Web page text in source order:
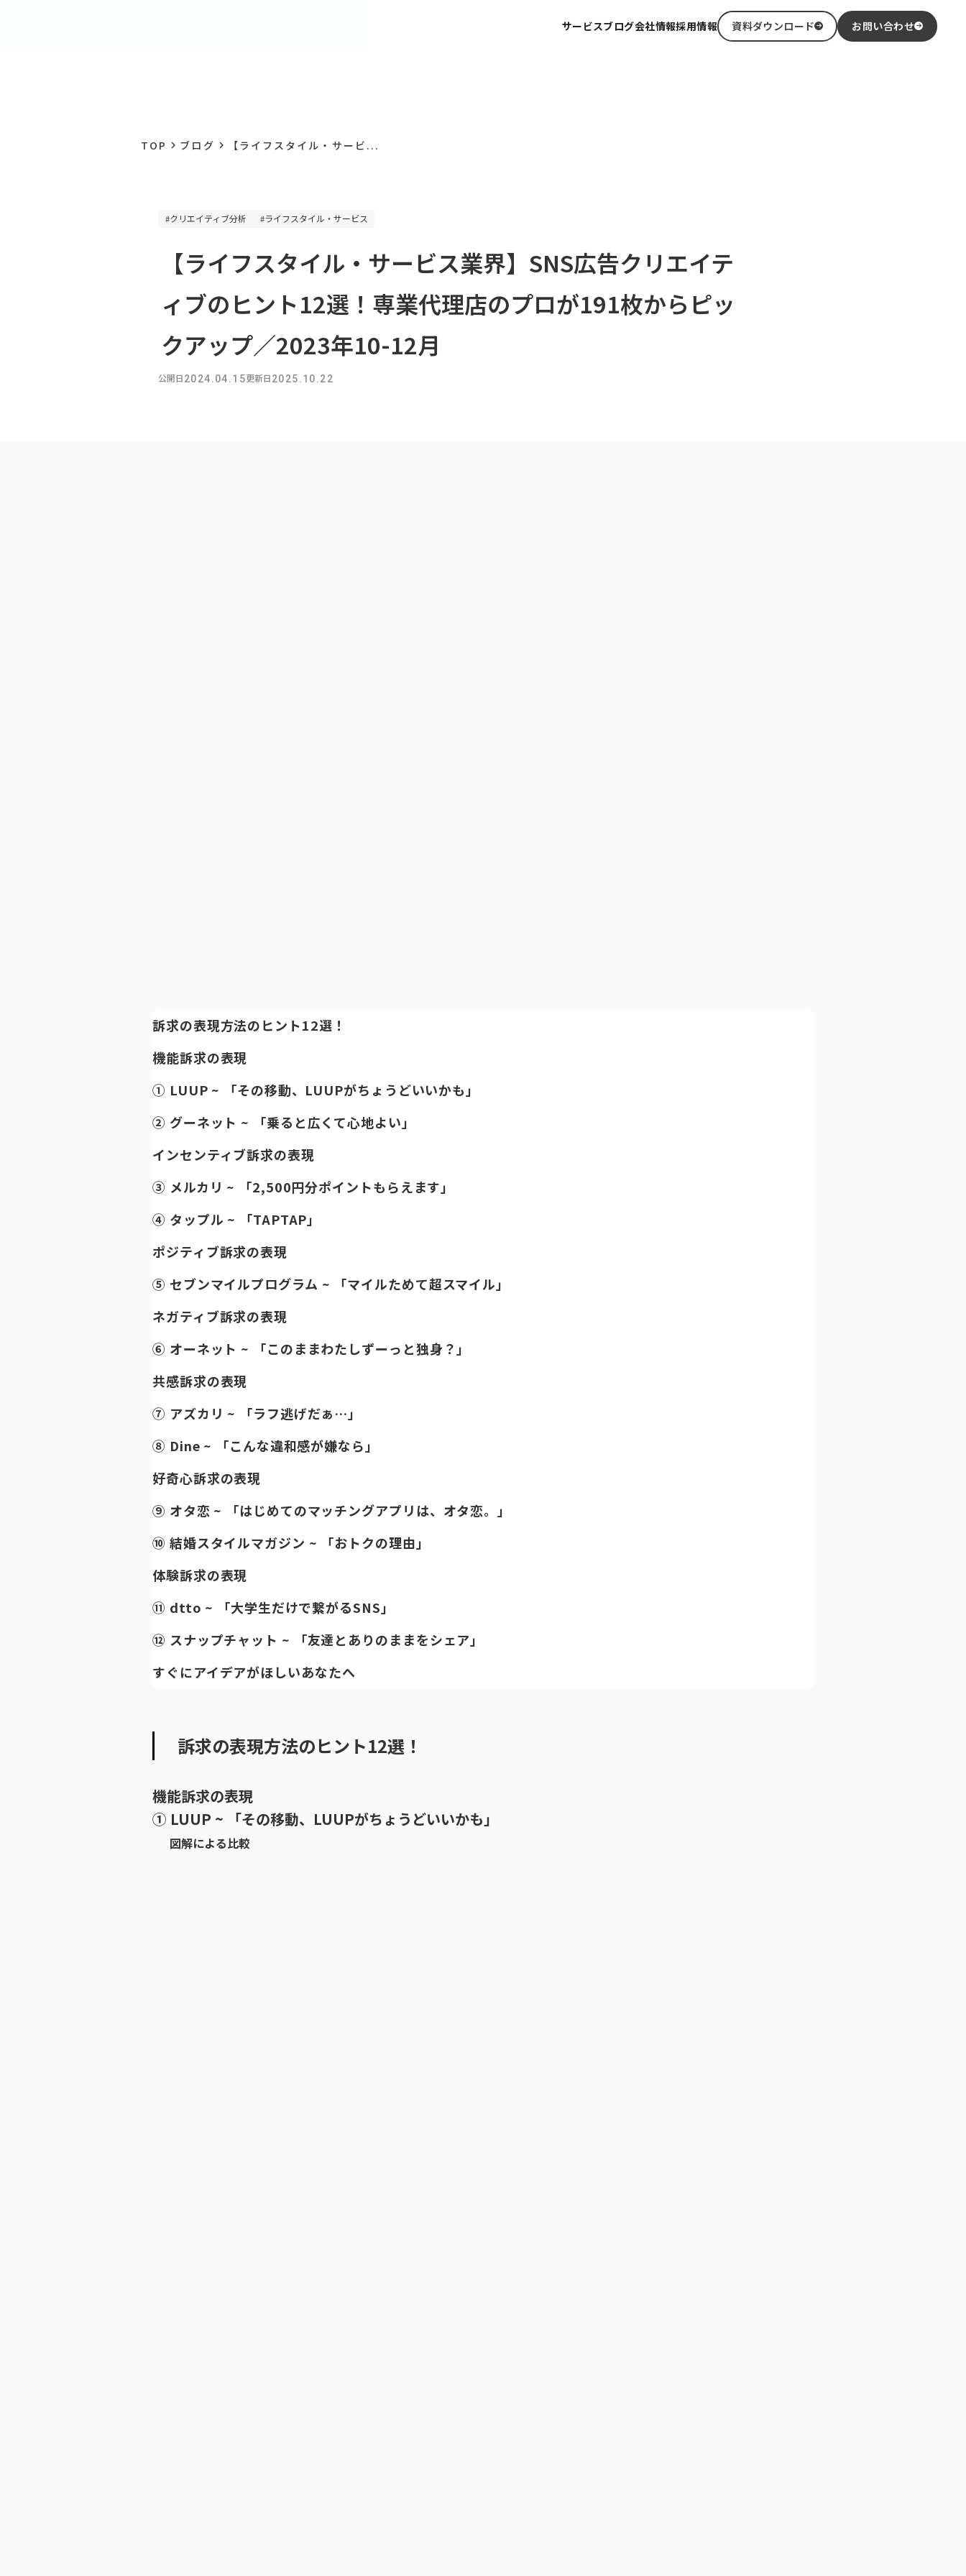
サービスブログ会社情報採用情報 資料ダウンロード お問い合わせ
TOP keyboard_arrow_right ブログ keyboard_arrow_right 【ライフスタイル・サービ...
#クリエイティブ分析 #ライフスタイル・サービス
【ライフスタイル・サービス業界】SNS広告クリエイテ
ィブのヒント12選！専業代理店のプロが191枚からピッ
クアップ／2023年10-12月
公開日2024.04.15更新日2025.10.22
訴求の表現方法のヒント12選！
機能訴求の表現
① LUUP ~ 「その移動、LUUPがちょうどいいかも」
② グーネット ~ 「乗ると広くて心地よい」
インセンティブ訴求の表現
③ メルカリ ~ 「2,500円分ポイントもらえます」
④ タップル ~ 「TAPTAP」
ポジティブ訴求の表現
⑤ セブンマイルプログラム ~ 「マイルためて超スマイル」
ネガティブ訴求の表現
⑥ オーネット ~ 「このままわたしずーっと独身？」
共感訴求の表現
⑦ アズカリ ~ 「ラフ逃げだぁ…」
⑧ Dine ~ 「こんな違和感が嫌なら」
好奇心訴求の表現
⑨ オタ恋 ~ 「はじめてのマッチングアプリは、オタ恋。」
⑩ 結婚スタイルマガジン ~ 「おトクの理由」
体験訴求の表現
⑪ dtto ~ 「大学生だけで繋がるSNS」
⑫ スナップチャット ~ 「友達とありのままをシェア」
すぐにアイデアがほしいあなたへ
訴求の表現方法のヒント12選！
機能訴求の表現
① LUUP ~ 「その移動、LUUPがちょうどいいかも」
図解による比較